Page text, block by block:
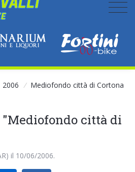
2006 / Mediofondo città di Cortona
"Mediofondo città di
il 10/06/2006.